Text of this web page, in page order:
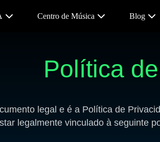
Centro de Música Blog
Política
legal e é a Política de
legalmente vinculado à seguinte